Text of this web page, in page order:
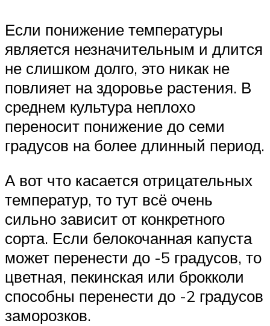
Если понижение температуры
является незначительным и длится
не слишком долго, это никак не
повлияет на здоровье растения. В
среднем культура неплохо
переносит понижение до семи
градусов на более длинный период.
А вот что касается отрицательных
температур, то тут всё очень
сильно зависит от конкретного
сорта. Если белокочанная капуста
может перенести до -5 градусов, то
цветная, пекинская или брокколи
способны перенести до -2 градусов
заморозков.